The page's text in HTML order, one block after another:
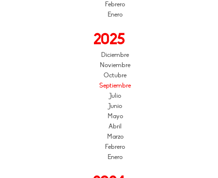
Febrero
Enero
2025
Diciembre
Noviembre
Octubre
Septiembre
Julio
Junio
Mayo
Abril
Marzo
Febrero
Enero